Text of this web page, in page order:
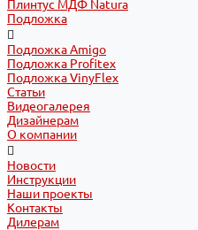
Плинтус МДФ Natura
Подложка
Подложка Amigo
Подложка Profitex
Подложка VinyFlex
Статьи
Видеогалерея
Дизайнерам
О компании
Новости
Инструкции
Наши проекты
Контакты
Дилерам